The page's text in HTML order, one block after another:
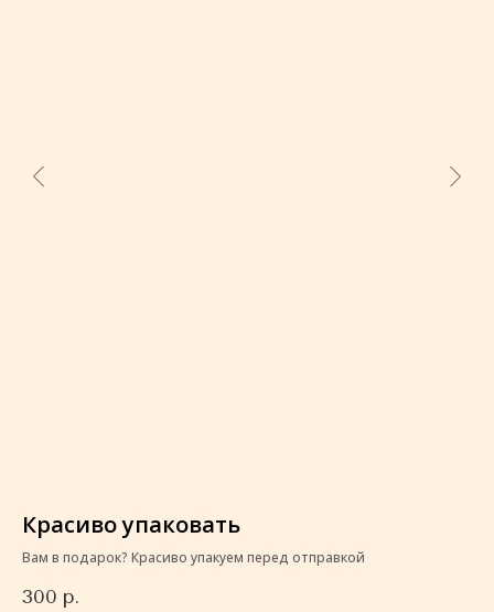
Красиво упаковать
Вам в подарок? Красиво упакуем перед отправкой
300 р.